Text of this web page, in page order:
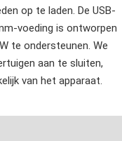
op te laden. De USB-
voeding is ontworpen
te ondersteunen. We
aan te sluiten,
van het apparaat.